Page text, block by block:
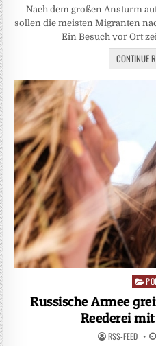
Nach dem großen Ansturm
sollen die meisten Migranten
Ein Besuch vor Ort
CONTINUE
Russische Armee
Reederei
RSS-FEED